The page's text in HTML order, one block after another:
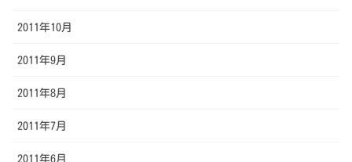
2011年10月
2011年9月
2011年8月
2011年7月
2011年6月